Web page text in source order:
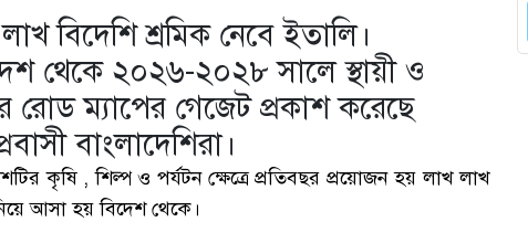
বিদেশি শ্রমিক নেবে ইতালি।
থেকে ২০২৬-২০২৮ সালে স্থায়ী ও
রোড ম্যাপের গেজেট প্রকাশ করেছে
বাংলাদেশিরা।
কৃষি , শিল্প ও পর্যটন ক্ষেত্রে প্রতিবছর প্রয়োজন হয় লাখ লাখ
আসা হয় বিদেশ থেকে।